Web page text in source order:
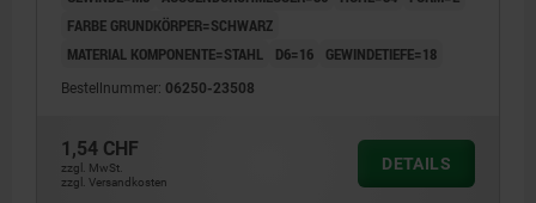
FARBE GRUNDKÖRPER=SCHWARZ
MATERIAL KOMPONENTE=STAHL
D6=16 GEWINDETIEFE=18
Bestellnummer: 06250-23508
1,54 CHF
zzgl. MwSt.
zzgl. Versandkosten
DETAILS